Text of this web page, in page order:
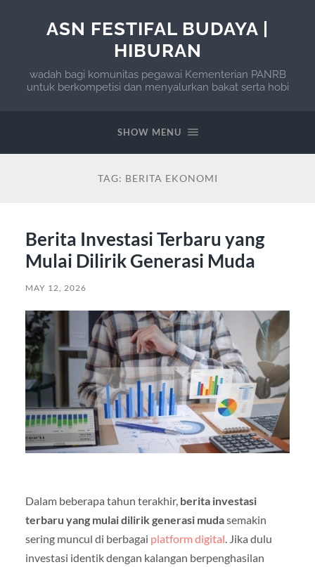
ASN FESTIFAL BUDAYA |
HIBURAN
wadah bagi komunitas pegawai Kementerian PANRB
untuk berkompetisi dan menyalurkan bakat serta hobi
SHOW MENU
TAG: BERITA EKONOMI
Berita Investasi Terbaru yang
Mulai Dilirik Generasi Muda
MAY 12, 2026
Dalam beberapa tahun terakhir, berita investasi
terbaru yang mulai dilirik generasi mudasemakin
sering muncul di berbagai platform digital . Jika dulu
investasi identik dengan kalangan berpenghasilan